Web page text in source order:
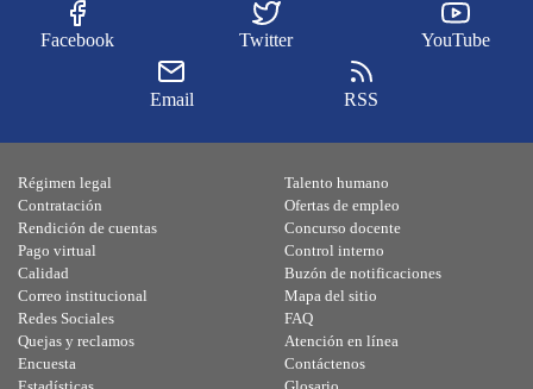
Facebook Twitter YouTube
Email RSS
Régimen legal
Contratación
Rendición de cuentas
Pago virtual
Calidad
Talento humano
Ofertas de empleo
Concurso docente
Control interno
Buzón de notificaciones
Correo institucional
Redes Sociales
Quejas y reclamos
Encuesta
Mapa del sitio
FAQ
Atención en línea
Contáctenos